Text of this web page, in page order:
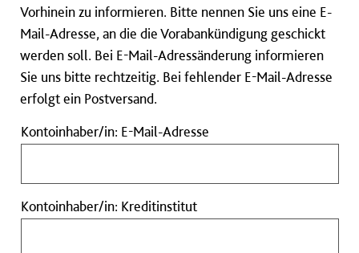
Vorhinein zu informieren. Bitte nennen Sie uns eine E-
Mail-Adresse, an die die Vorabankündigung geschickt
werden soll. Bei E-Mail-Adressänderung informieren
Sie uns bitte rechtzeitig. Bei fehlender E-Mail-Adresse
erfolgt ein Postversand.
Kontoinhaber/in: E-Mail-Adresse
E-
Adresse
Kontoinhaber/in: KreditinstitutKontoinhaber/in:
Kreditinstitut